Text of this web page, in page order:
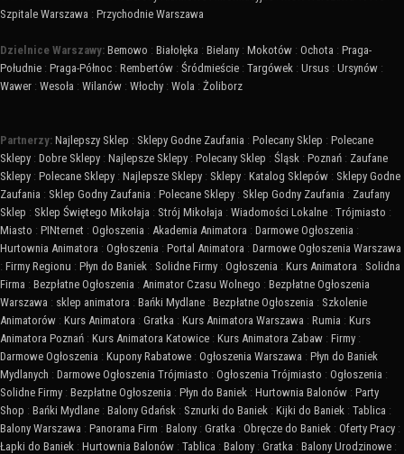
Szpitale Warszawa : Przychodnie Warszawa
Dzielnice Warszawy: Bemowo : Białołęka : Bielany : Mokotów : Ochota : Praga-
Południe : Praga-Północ : Rembertów : Śródmieście : Targówek : Ursus : Ursynów :
Wawer : Wesoła : Wilanów : Włochy : Wola : Żoliborz
Partnerzy: Najlepszy Sklep : Sklepy Godne Zaufania : Polecany Sklep : Polecane
Sklepy : Dobre Sklepy : Najlepsze Sklepy : Polecany Sklep : Śląsk : Poznań : Zaufane
Sklepy : Polecane Sklepy : Najlepsze Sklepy : Sklepy : Katalog Sklepów : Sklepy Godne
Zaufania : Sklep Godny Zaufania : Polecane Sklepy : Sklep Godny Zaufania : Zaufany
Sklep : Sklep Świętego Mikołaja : Strój Mikołaja : Wiadomości Lokalne : Trójmiasto :
Miasto : PINternet : Ogłoszenia : Akademia Animatora : Darmowe Ogłoszenia :
Hurtownia Animatora : Ogłoszenia : Portal Animatora : Darmowe Ogłoszenia Warszawa
: Firmy Regionu : Płyn do Baniek : Solidne Firmy : Ogłoszenia : Kurs Animatora : Solidna
Firma : Bezpłatne Ogłoszenia : Animator Czasu Wolnego : Bezpłatne Ogłoszenia
Warszawa : sklep animatora : Bańki Mydlane : Bezpłatne Ogłoszenia : Szkolenie
Animatorów : Kurs Animatora : Gratka : Kurs Animatora Warszawa : Rumia : Kurs
Animatora Poznań : Kurs Animatora Katowice : Kurs Animatora Zabaw : Firmy :
Darmowe Ogłoszenia : Kupony Rabatowe : Ogłoszenia Warszawa : Płyn do Baniek
Mydlanych : Darmowe Ogłoszenia Trójmiasto : Ogłoszenia Trójmiasto : Ogłoszenia :
Solidne Firmy : Bezpłatne Ogłoszenia : Płyn do Baniek : Hurtownia Balonów : Party
Shop : Bańki Mydlane : Balony Gdańsk : Sznurki do Baniek : Kijki do Baniek : Tablica :
Balony Warszawa : Panorama Firm : Balony : Gratka : Obręcze do Baniek : Oferty Pracy :
Łapki do Baniek : Hurtownia Balonów : Tablica : Balony : Gratka : Balony Urodzinowe :